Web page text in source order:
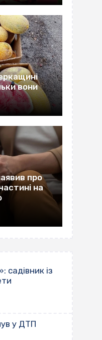
вони
про
на
садівник із
у ДТП